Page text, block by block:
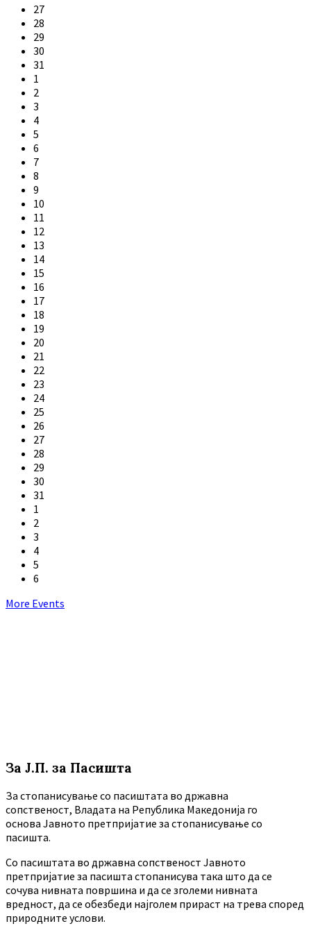
Skip
calendar
days
27
28
29
30
31
1
2
3
4
5
6
7
8
9
10
11
12
13
14
15
16
17
18
19
20
21
22
23
24
25
26
27
28
29
30
31
1
2
3
4
5
6
Back
More Events
За Ј.П. за Пасишта
За стопанисување со пасиштата во државна
сопственост, Владата на Република Македонија го
основа Јавното претпријатие за стопанисување со
пасишта.
Co пасиштата во државна сопственост Јавното
претпријатие за пасишта стопанисува така што да се
сочува нивната површина и да се зголеми нивната
вредност, да се обезбеди најголем прираст на трева според
природните услови.